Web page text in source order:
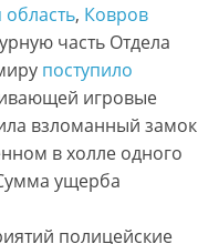
, Ковров
часть Отдела
поступило
игровые
взломанный замок
в холле одного
ущерба
полицейские